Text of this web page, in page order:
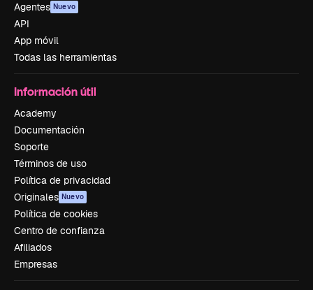
Agentes Nuevo
API
App móvil
Todas las herramientas
Información útil
Academy
Documentación
Soporte
Términos de uso
Política de privacidad
Originales Nuevo
Política de cookies
Centro de confianza
Afiliados
Empresas